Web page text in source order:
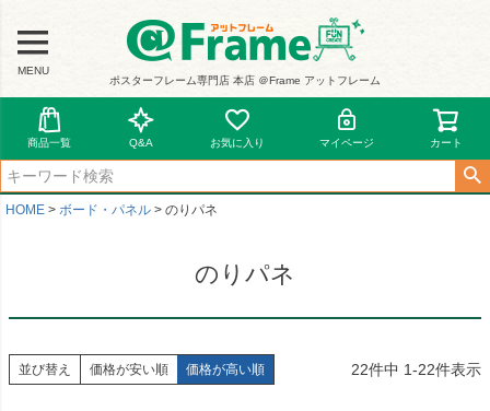
MENU
ポスターフレーム専門店 本店 ＠Frame アットフレーム
商品一覧 Q&A お気に入り マイページ カート
HOME ボード・パネル のりパネ
のりパネ
並び替え 価格が安い順 価格が高い順 22件中 1-22件表示